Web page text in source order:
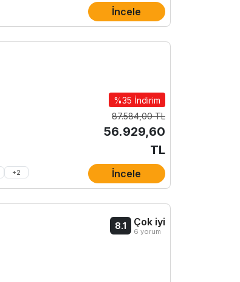
İncele
+2
%35 İndirim
87.584,00 TL
56.929,60
TL
İncele
8.1 Çok iyi
6 yorum